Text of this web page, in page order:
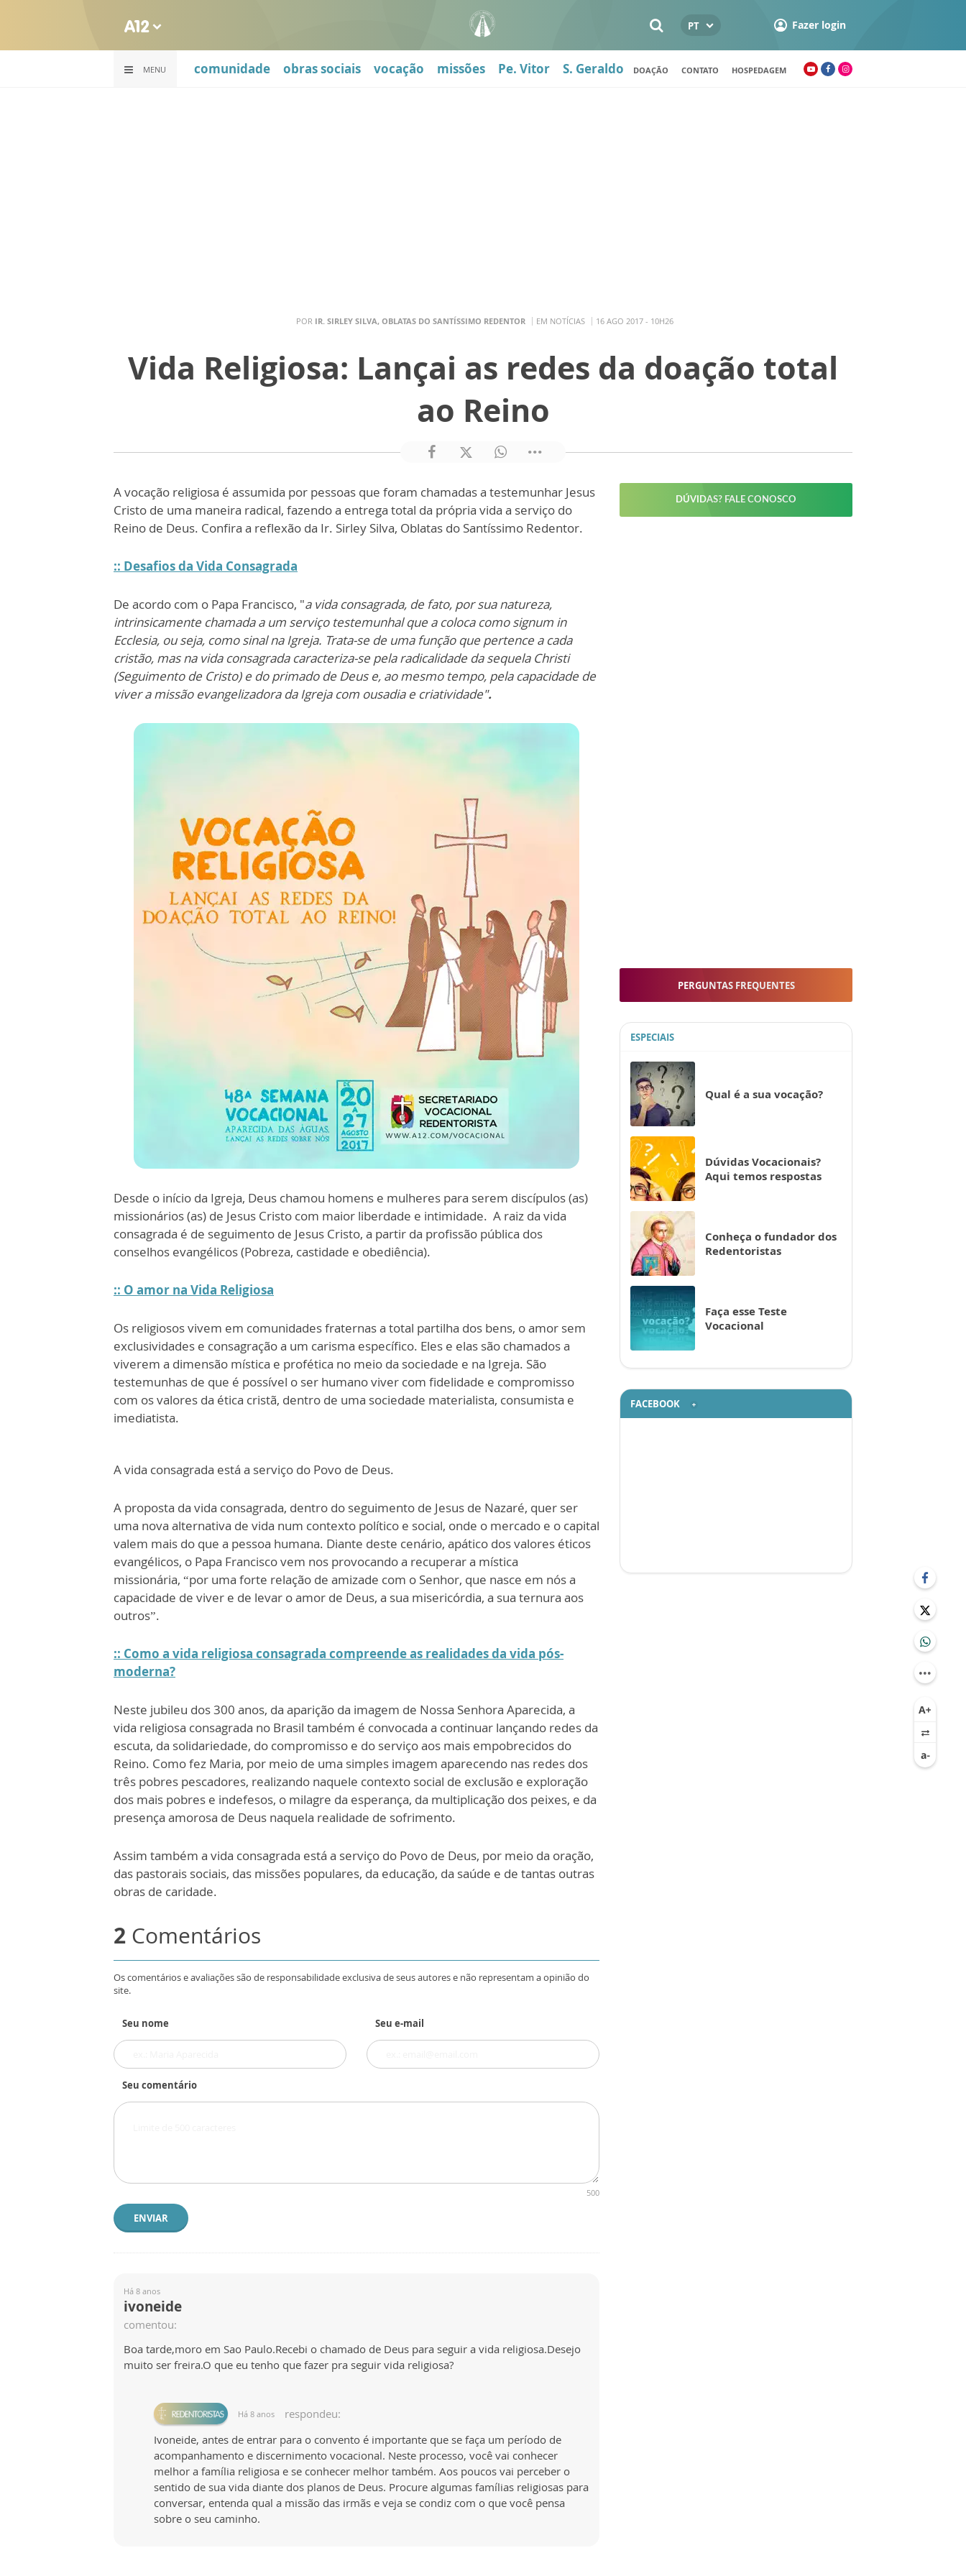
PT Fazer login
MENU comunidade obras sociais vocação missões Pe. Vitor S. Geraldo DOAÇÃO CONTATO HOSPEDAGEM
POR IR. SIRLEY SILVA, OBLATAS DO SANTÍSSIMO REDENTOR EM NOTÍCIAS 16 AGO 2017 - 10H26
Vida Religiosa: Lançai as redes da doação total
ao Reino
A vocação religiosa é assumida por pessoas que foram chamadas a testemunhar Jesus
Cristo de uma maneira radical, fazendo a entrega total da própria vida a serviço do
Reino de Deus. Confira a reflexão da Ir. Sirley Silva, Oblatas do Santíssimo Redentor.
:: Desafios da Vida Consagrada
De acordo com o Papa Francisco, "a vida consagrada, de fato, por sua natureza,
intrinsicamente chamada a um serviço testemunhal que a coloca como signum in
Ecclesia, ou seja, como sinal na Igreja. Trata-se de uma função que pertence a cada
cristão, mas na vida consagrada caracteriza-se pela radicalidade da sequela Christi
(Seguimento de Cristo) e do primado de Deus e, ao mesmo tempo, pela capacidade de
viver a missão evangelizadora da Igreja com ousadia e criatividade".
Desde o início da Igreja, Deus chamou homens e mulheres para serem discípulos (as)
missionários (as) de Jesus Cristo com maior liberdade e intimidade. A raiz da vida
consagrada é de seguimento de Jesus Cristo, a partir da profissão pública dos
conselhos evangélicos (Pobreza, castidade e obediência).
:: O amor na Vida Religiosa
Os religiosos vivem em comunidades fraternas a total partilha dos bens, o amor sem
exclusividades e consagração a um carisma específico. Eles e elas são chamados a
viverem a dimensão mística e profética no meio da sociedade e na Igreja. São
testemunhas de que é possível o ser humano viver com fidelidade e compromisso
com os valores da ética cristã, dentro de uma sociedade materialista, consumista e
imediatista.
A vida consagrada está a serviço do Povo de Deus.
A proposta da vida consagrada, dentro do seguimento de Jesus de Nazaré, quer ser
uma nova alternativa de vida num contexto político e social, onde o mercado e o capital
valem mais do que a pessoa humana. Diante deste cenário, apático dos valores éticos
evangélicos, o Papa Francisco vem nos provocando a recuperar a mística
missionária, “por uma forte relação de amizade com o Senhor, que nasce em nós a
capacidade de viver e de levar o amor de Deus, a sua misericórdia, a sua ternura aos
outros”.
:: Como a vida religiosa consagrada compreende as realidades da vida pós-
moderna?
Neste jubileu dos 300 anos, da aparição da imagem de Nossa Senhora Aparecida, a
vida religiosa consagrada no Brasil também é convocada a continuar lançando redes da
escuta, da solidariedade, do compromisso e do serviço aos mais empobrecidos do
Reino. Como fez Maria, por meio de uma simples imagem aparecendo nas redes dos
três pobres pescadores, realizando naquele contexto social de exclusão e exploração
dos mais pobres e indefesos, o milagre da esperança, da multiplicação dos peixes, e da
presença amorosa de Deus naquela realidade de sofrimento.
Assim também a vida consagrada está a serviço do Povo de Deus, por meio da oração,
das pastorais sociais, das missões populares, da educação, da saúde e de tantas outras
obras de caridade.
2 Comentários
Os comentários e avaliações são de responsabilidade exclusiva de seus autores e não representam a opinião do
site.
Seu nome Seu e-mail
Seu comentário
500
ENVIAR
Há 8 anos
ivoneide
comentou:
Boa tarde,moro em Sao Paulo.Recebi o chamado de Deus para seguir a vida religiosa.Desejo
muito ser freira.O que eu tenho que fazer pra seguir vida religiosa?
Há 8 anos
respondeu:
Ivoneide, antes de entrar para o convento é importante que se faça um período de
acompanhamento e discernimento vocacional. Neste processo, você vai conhecer
melhor a família religiosa e se conhecer melhor também. Aos poucos vai perceber o
sentido de sua vida diante dos planos de Deus. Procure algumas famílias religiosas para
conversar, entenda qual a missão das irmãs e veja se condiz com o que você pensa
sobre o seu caminho.
DÚVIDAS? FALE CONOSCO
PERGUNTAS FREQUENTES
ESPECIAIS
Qual é a sua vocação?
Dúvidas Vocacionais?
Aqui temos respostas
Conheça o fundador dos
Redentoristas
Faça esse Teste
Vocacional
FACEBOOK